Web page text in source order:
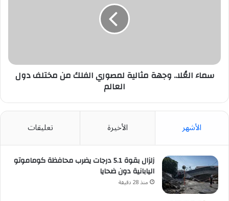
دول
العالم
سماء العُلا.. وجهة مثالية لمصوري الفلك من مختلف دول
العالم
الأشهر الأخيرة تعليقات
زلزال بقوة 5.1 درجات يضرب محافظة كوماموتو
اليابانية دون ضحايا
منذ 28 دقيقة